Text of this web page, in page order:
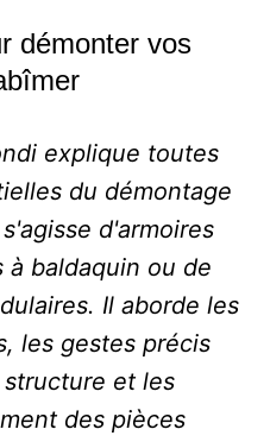
démonter vos
explique toutes
du démontage
d'armoires
baldaquin ou de
Il aborde les
les gestes précis
et les
des pièces